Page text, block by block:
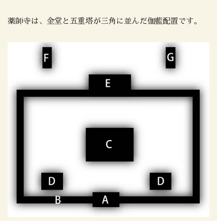
薬師寺は、金堂と五重塔が三角に並んだ伽藍配置です。